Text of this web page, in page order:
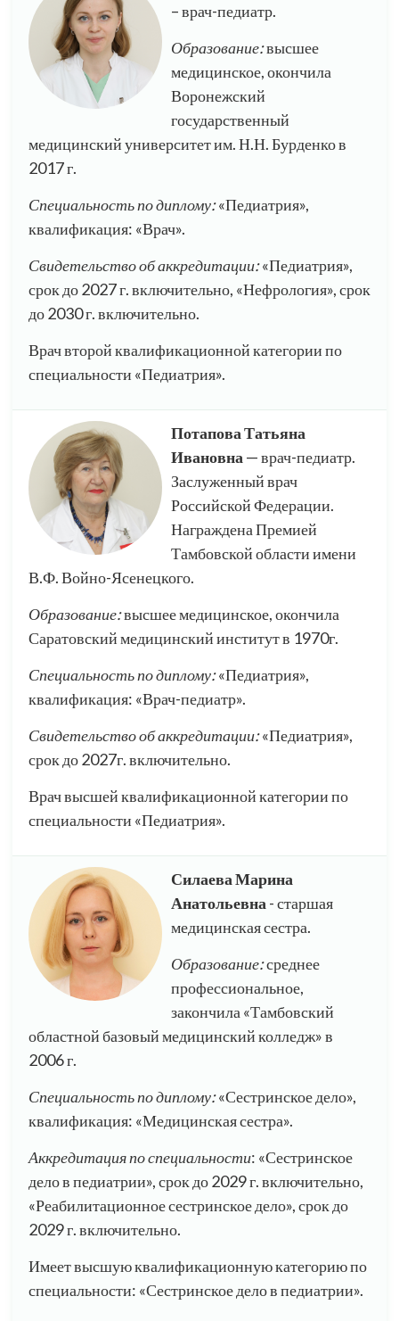
– врач-педиатр.
Образование:высшее
медицинское, окончила
Воронежский
государственный
медицинский университет им. Н.Н. Бурденко в
2017 г.
Специальность по диплому:«Педиатрия»,
квалификация: «Врач».
Свидетельство об аккредитации:«Педиатрия»,
срок до 2027 г. включительно, «Нефрология», срок
до 2030 г. включительно.
Врач второй квалификационной категории по
специальности «Педиатрия».
Потапова Татьяна
Ивановна — врач-педиатр.
Заслуженный врач
Российской Федерации.
Награждена Премией
Тамбовской области имени
В.Ф. Войно-Ясенецкого.
Образование:высшее медицинское, окончила
Саратовский медицинский институт в 1970г.
Специальность по диплому:«Педиатрия»,
квалификация: «Врач-педиатр».
Свидетельство об аккредитации:«Педиатрия»,
срок до 2027г. включительно.
Врач высшей квалификационной категории по
специальности «Педиатрия».
Силаева Марина
Анатольевна - старшая
медицинская сестра.
Образование:среднее
профессиональное,
закончила «Тамбовский
областной базовый медицинский колледж» в
2006 г.
Специальность по диплому:«Сестринское дело»,
квалификация: «Медицинская сестра».
Аккредитация по специальности: «Сестринское
дело в педиатрии», срок до 2029 г. включительно,
«Реабилитационное сестринское дело», срок до
2029 г. включительно.
Имеет высшую квалификационную категорию по
специальности: «Сестринское дело в педиатрии».